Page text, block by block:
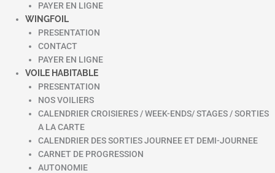
PAYER EN LIGNE
WINGFOIL
PRESENTATION
CONTACT
PAYER EN LIGNE
VOILE HABITABLE
PRESENTATION
NOS VOILIERS
CALENDRIER CROISIERES / WEEK-ENDS/ STAGES / SORTIES
A LA CARTE
CALENDRIER DES SORTIES JOURNEE ET DEMI-JOURNEE
CARNET DE PROGRESSION
AUTONOMIE